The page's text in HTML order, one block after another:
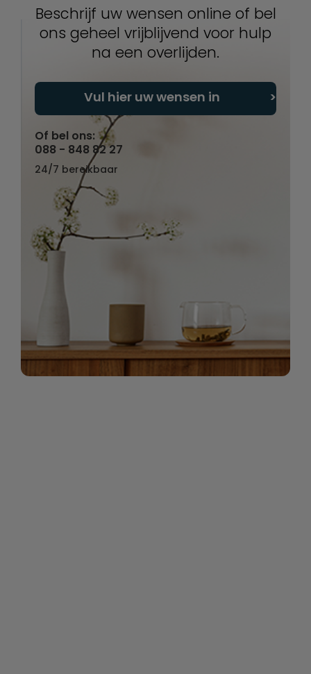
Beschrijf uw wensen online of bel
ons geheel vrijblijvend voor hulp
na een overlijden.
Vul hier uw wensen in
Of bel ons:
088 - 848 82 27
24/7 bereikbaar